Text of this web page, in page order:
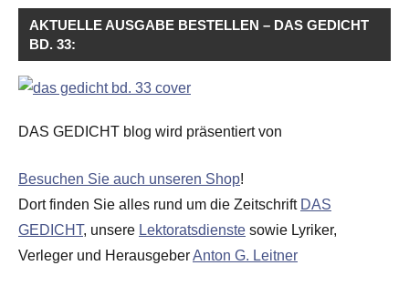
AKTUELLE AUSGABE BESTELLEN – DAS GEDICHT
BD. 33:
DAS GEDICHT blog wird präsentiert von
Besuchen Sie auch unseren Shop!
Dort finden Sie alles rund um die Zeitschrift DAS
GEDICHT, unsere Lektoratsdienste sowie Lyriker,
Verleger und HerausgeberAnton G. Leitner